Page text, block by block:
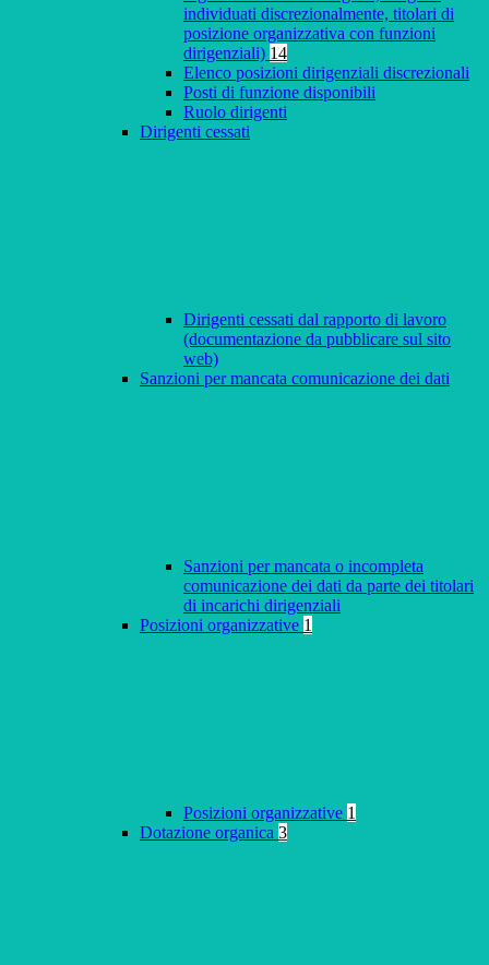
individuati discrezionalmente, titolari di
posizione organizzativa con funzioni
dirigenziali) 14
Elenco posizioni dirigenziali discrezionali
Posti di funzione disponibili
Ruolo dirigenti
Dirigenti cessati
Dirigenti cessati dal rapporto di lavoro
(documentazione da pubblicare sul sito
web)
Sanzioni per mancata comunicazione dei dati
Sanzioni per mancata o incompleta
comunicazione dei dati da parte dei titolari
di incarichi dirigenziali
Posizioni organizzative 1
Posizioni organizzative 1
Dotazione organica 3